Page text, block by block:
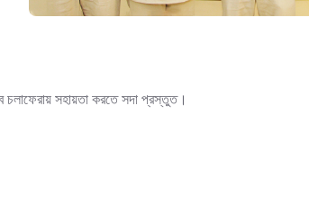
চলাফেরায় সহায়তা করতে সদা প্রস্তুত।